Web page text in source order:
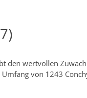
den wertvollen
von 1243